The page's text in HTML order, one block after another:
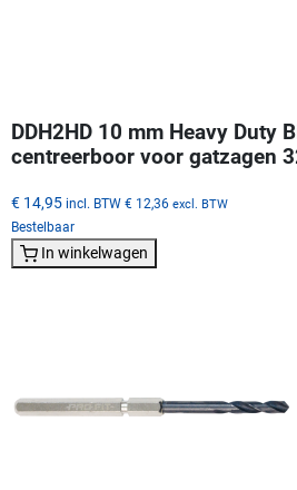
DDH2HD 10 mm Heavy Duty
centreerboor voor gatzagen
€ 14,95 incl. BTW € 12,36 excl. BTW
Bestelbaar
In winkelwagen